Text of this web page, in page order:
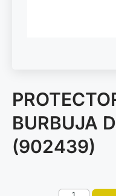
BURBUJA
(902439)